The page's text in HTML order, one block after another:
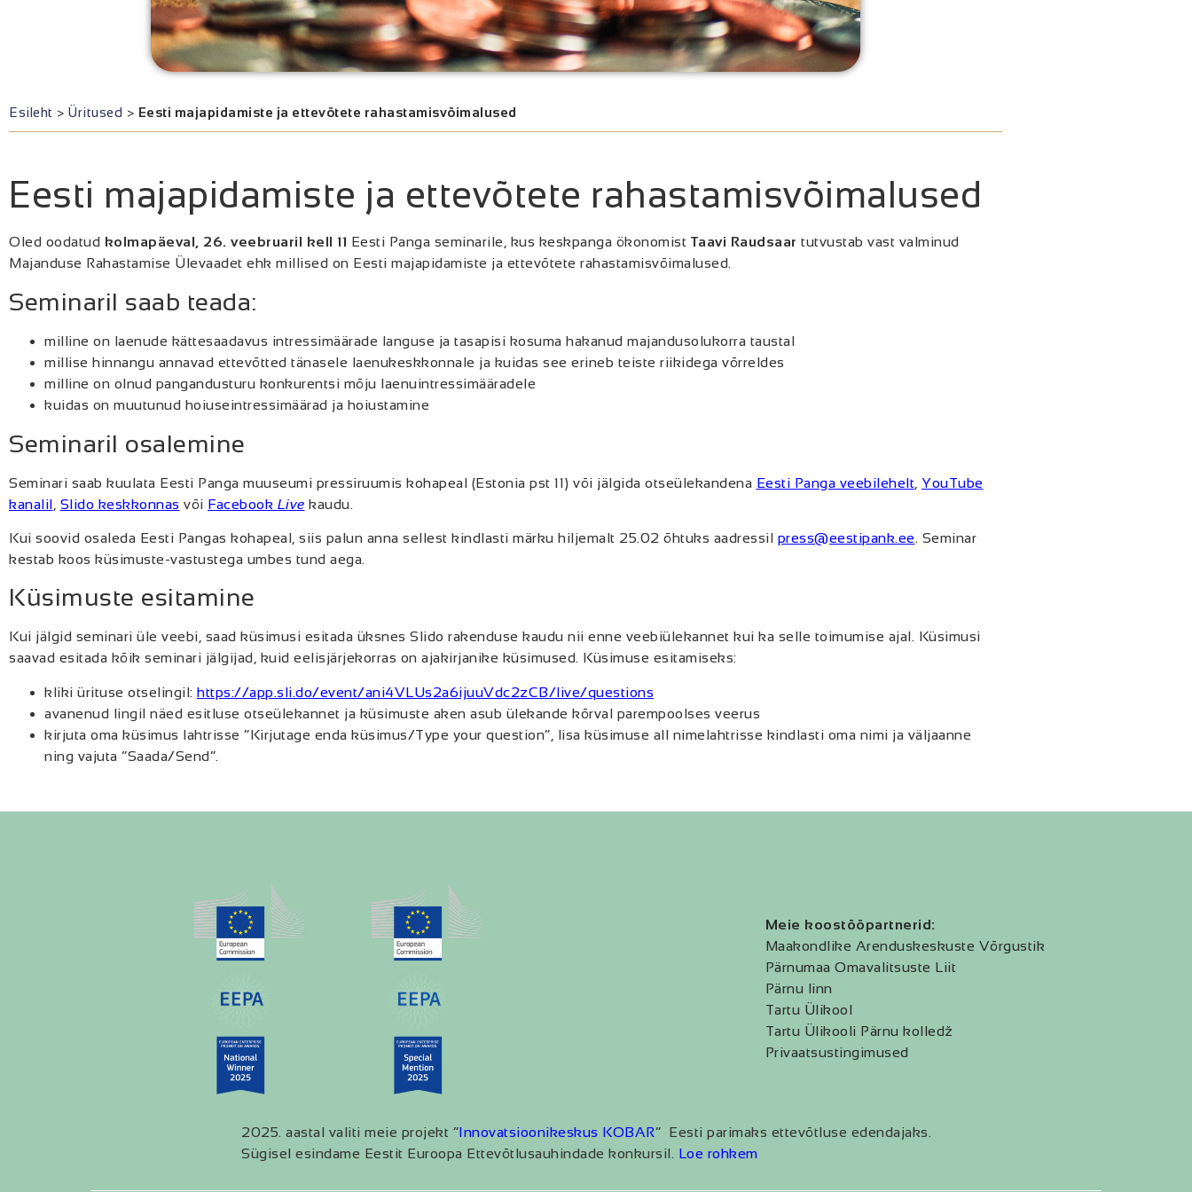
Esileht > Üritused > Eesti majapidamiste ja ettevõtete rahastamisvõimalused
Eesti majapidamiste ja ettevõtete rahastamisvõimalused
Oled oodatud kolmapäeval, 26. veebruaril kell 11 Eesti Panga seminarile, kus keskpanga ökonomist Taavi Raudsaar tutvustab vast valminud
Majanduse Rahastamise Ülevaadet ehk millised on Eesti majapidamiste ja ettevõtete rahastamisvõimalused.
Seminaril saab teada:
milline on laenude kättesaadavus intressimäärade languse ja tasapisi kosuma hakanud majandusolukorra taustal
millise hinnangu annavad ettevõtted tänasele laenukeskkonnale ja kuidas see erineb teiste riikidega võrreldes
milline on olnud pangandusturu konkurentsi mõju laenuintressimääradele
kuidas on muutunud hoiuseintressimäärad ja hoiustamine
Seminaril osalemine
Seminari saab kuulata Eesti Panga muuseumi pressiruumis kohapeal (Estonia pst 11) või jälgida otseülekandena Eesti Panga veebilehelt YouTube
kanalil Slido keskkonnas või Facebook Live kaudu.
Kui soovid osaleda Eesti Pangas kohapeal, siis palun anna sellest kindlasti märku hiljemalt 25.02 õhtuks aadressil press@eestipank.ee. Seminar
kestab koos küsimuste-vastustega umbes tund aega.
Küsimuste esitamine
Kui jälgid seminari üle veebi, saad küsimusi esitada üksnes Slido rakenduse kaudu nii enne veebiülekannet kui ka selle toimumise ajal. Küsimusi
saavad esitada kõik seminari jälgijad, kuid eelisjärjekorras on ajakirjanike küsimused. Küsimuse esitamiseks:
kliki ürituse otselingil: https://app.sli.do/event/ani4VLUs2a6ijuuVdc2zCB/live/questions
avanenud lingil näed esitluse otseülekannet ja küsimuste aken asub ülekande kõrval parempoolses veerus
kirjuta oma küsimus lahtrisse “Kirjutage enda küsimus/Type your question”, lisa küsimuse all nimelahtrisse kindlasti oma nimi ja väljaanne
ning vajuta “Saada/Send”.
Meie koostööpartnerid:
Maakondlike Arenduskeskuste Võrgustik
Pärnumaa Omavalitsuste Liit
Pärnu linn
Tartu Ülikool
Tartu Ülikooli Pärnu kolledž
Privaatsustingimused
2025. aastal valiti meie projekt “Innovatsioonikeskus KOBAR” Eesti parimaks ettevõtluse edendajaks.
Sügisel esindame Eestit Euroopa Ettevõtlusauhindade konkursil. Loe rohkem